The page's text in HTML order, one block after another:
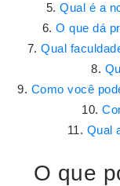
Qual é a
O que dá
Qual
Como você
Qual
O que